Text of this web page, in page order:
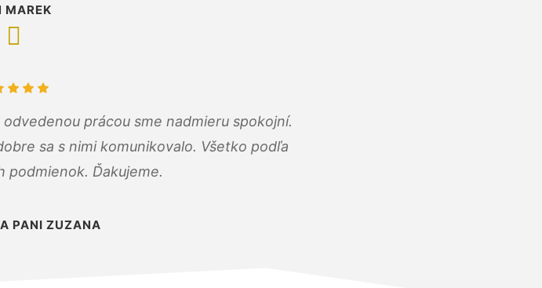
MAREK
prácou sme nadmieru spokojní.
sa s nimi komunikovalo. Všetko podľa
podmienok. Ďakujeme.
PANI ZUZANA